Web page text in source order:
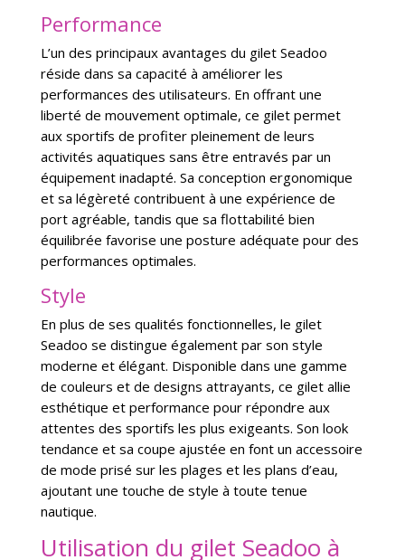
Performance
L’un des principaux avantages du gilet Seadoo
réside dans sa capacité à améliorer les
performances des utilisateurs. En offrant une
liberté de mouvement optimale, ce gilet permet
aux sportifs de profiter pleinement de leurs
activités aquatiques sans être entravés par un
équipement inadapté. Sa conception ergonomique
et sa légèreté contribuent à une expérience de
port agréable, tandis que sa flottabilité bien
équilibrée favorise une posture adéquate pour des
performances optimales.
Style
En plus de ses qualités fonctionnelles, le gilet
Seadoo se distingue également par son style
moderne et élégant. Disponible dans une gamme
de couleurs et de designs attrayants, ce gilet allie
esthétique et performance pour répondre aux
attentes des sportifs les plus exigeants. Son look
tendance et sa coupe ajustée en font un accessoire
de mode prisé sur les plages et les plans d’eau,
ajoutant une touche de style à toute tenue
nautique.
Utilisation du gilet Seadoo à